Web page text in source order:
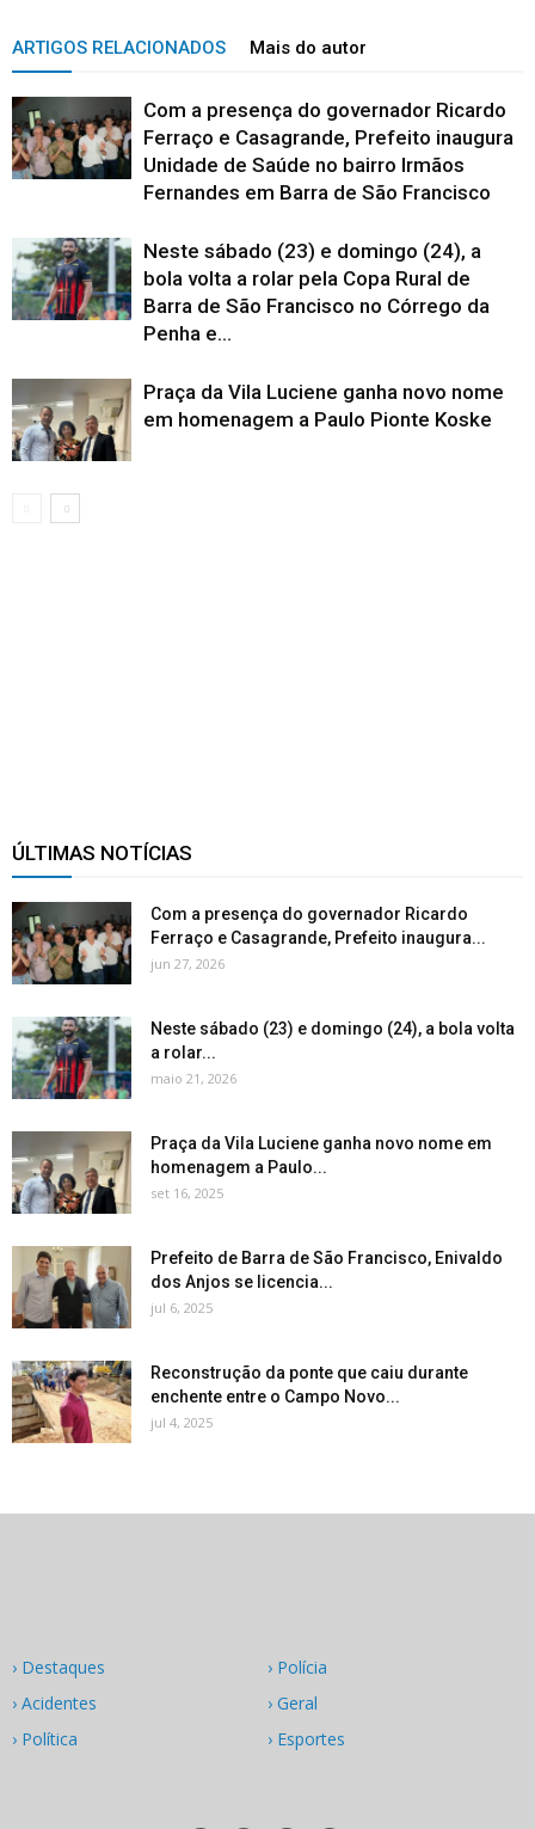
ARTIGOS RELACIONADOS Mais do autor
Com a presença do governador Ricardo
Ferraço e Casagrande, Prefeito inaugura
Unidade de Saúde no bairro Irmãos
Fernandes em Barra de São Francisco
Neste sábado (23) e domingo (24), a
bola volta a rolar pela Copa Rural de
Barra de São Francisco no Córrego da
Penha e...
Praça da Vila Luciene ganha novo nome
em homenagem a Paulo Pionte Koske
ÚLTIMAS NOTÍCIAS
Com a presença do governador Ricardo
Ferraço e Casagrande, Prefeito inaugura...
jun 27, 2026
Neste sábado (23) e domingo (24), a bola volta
a rolar...
maio 21, 2026
Praça da Vila Luciene ganha novo nome em
homenagem a Paulo...
set 16, 2025
Prefeito de Barra de São Francisco, Enivaldo
dos Anjos se licencia...
jul 6, 2025
Reconstrução da ponte que caiu durante
enchente entre o Campo Novo...
jul 4, 2025
› Destaques
› Acidentes
› Política
› Polícia
› Geral
› Esportes